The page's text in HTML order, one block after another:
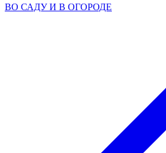
ВО САДУ И В ОГОРОДЕ